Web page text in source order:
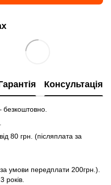
Консультація
80 грн. (післяплата за
умови передплати 200грн.).
років.